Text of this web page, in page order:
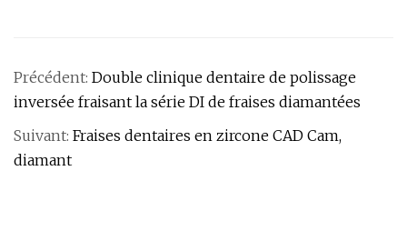
Précédent: Double clinique dentaire de polissage
inversée fraisant la série DI de fraises diamantées
Suivant: Fraises dentaires en zircone CAD Cam,
diamant